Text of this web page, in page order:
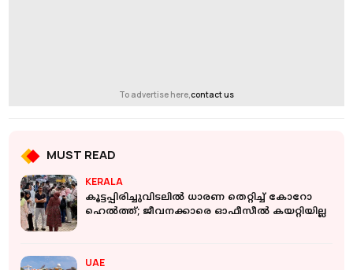
To advertise here,contact us
MUST READ
KERALA
കൂട്ടപ്പിരിച്ചുവിടലില്‍ ധാരണ തെറ്റിച്ച് കോറോ
ഹെല്‍ത്ത്; ജീവനക്കാരെ ഓഫീസീല്‍ കയറ്റിയില്ല
UAE